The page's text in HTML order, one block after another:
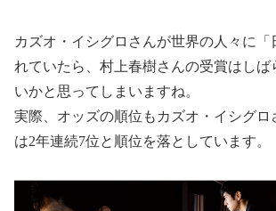
カズオ・イシグロさんが世界の人々に「
れていたら、村上春樹さんの受賞はしば
いかと思ってしまいますね。
実際、オッズの順位もカズオ・イシグロ
は2年連続7位と順位を落としています。